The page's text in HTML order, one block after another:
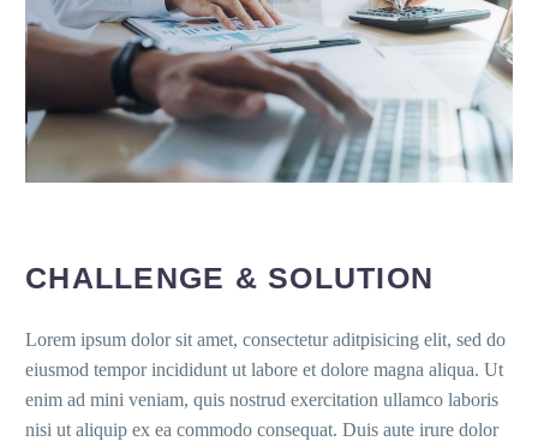
CHALLENGE & SOLUTION
Lorem ipsum dolor sit amet, consectetur aditpisicing elit, sed do
eiusmod tempor incididunt ut labore et dolore magna aliqua. Ut
enim ad mini veniam, quis nostrud exercitation ullamco laboris
nisi ut aliquip ex ea commodo consequat. Duis aute irure dolor